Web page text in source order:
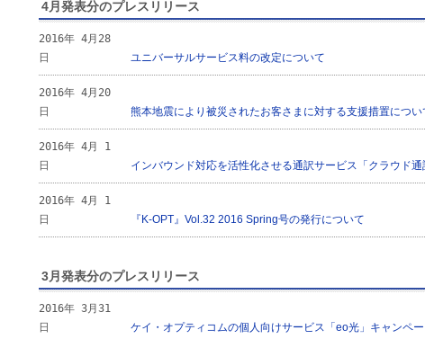
4月発表分のプレスリリース
2016年 4月28
日
ユニバーサルサービス料の改定について
2016年 4月20
日
熊本地震により被災されたお客さまに対する支援措置につい
2016年 4月 1
日
インバウンド対応を活性化させる通訳サービス「クラウド
2016年 4月 1
日
『K-OPT』Vol.32 2016 Spring号の発行について
3月発表分のプレスリリース
2016年 3月31
日
ケイ・オプティコムの個人向けサービス「eo光」キャンペ